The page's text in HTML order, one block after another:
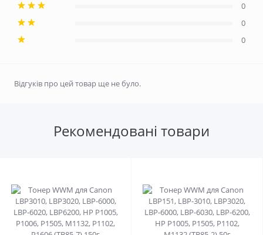
0
0
0
Відгуків про цей товар ще не було.
Рекомендовані товари